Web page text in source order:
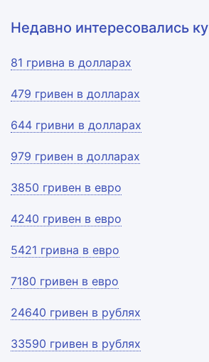
Недавно интересовались
81 гривна в долларах
479 гривен в долларах
644 гривни в долларах
979 гривен в долларах
3850 гривен в евро
4240 гривен в евро
5421 гривна в евро
7180 гривен в евро
24640 гривен в рублях
33590 гривен в рублях